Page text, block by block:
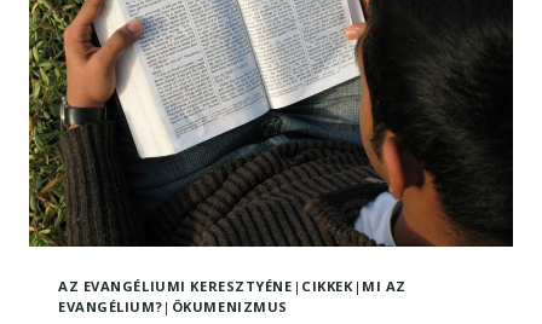
A
MAI
TERMÉSZETTUDOMÁNY
ÉS
A
TEOLÓGIAI
REFLEXIÓ
FÉNYÉBEN
AZ EVANGÉLIUMI KERESZTYÉNE | CIKKEK| MI AZ
EVANGÉLIUM? | ÖKUMENIZMUS